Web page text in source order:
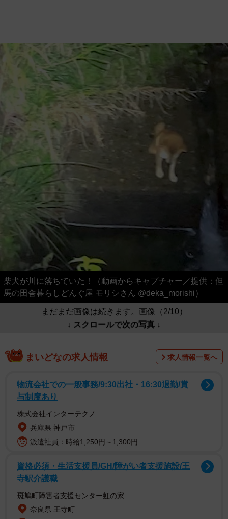
柴犬が川に落ちていた！（動画からキャプチャー／提供：但
馬の田舎暮らしどんぐ屋 モリシさん @deka_morishi）
まだまだ画像は続きます。画像（2/10）
↓ スクロールで次の写真 ↓
まいどなの求人情報 求人情報一覧へ
物流会社での一般事務/9:30出社・16:30退勤/賞
与制度あり
株式会社インターテクノ
兵庫県 神戸市
派遣社員：時給1,250円～1,300円
資格必須・生活支援員/GH/障がい者支援施設/王
寺駅介護職
斑鳩町障害者支援センター虹の家
奈良県 王寺町